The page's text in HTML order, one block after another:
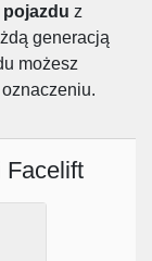
z
generacją
możesz
Facelift